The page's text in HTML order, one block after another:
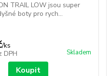
TRAIL LOW jsou super
boty pro rych...
/ks
DPH Skladem
Koupit